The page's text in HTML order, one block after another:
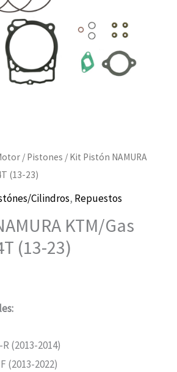
/ Pistones / Kit Pistón NAMURA
(13-23)
Cilindros, Repuestos
KTM/Gas
(13-23)
(2013-2014)
(2013-2022)